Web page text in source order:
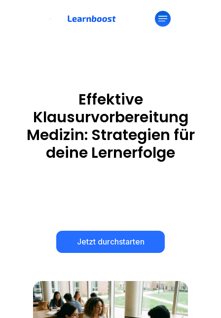
Effektive
Klausurvorbereitung
Medizin: Strategien für
deine Lernerfolge
Jetzt durchstarten